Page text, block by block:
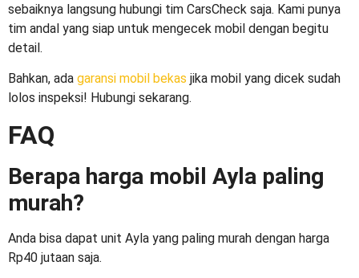
sebaiknya langsung hubungi tim CarsCheck saja. Kami punya
tim andal yang siap untuk mengecek mobil dengan begitu
detail.
Bahkan, ada garansi mobil bekas jika mobil yang dicek sudah
lolos inspeksi! Hubungi sekarang.
FAQ
Berapa harga mobil Ayla paling
murah?
Anda bisa dapat unit Ayla yang paling murah dengan harga
Rp40 jutaan saja.